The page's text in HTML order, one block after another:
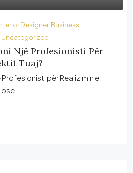
Designer, Business
Uncategorized
Një Profesionisti Për
Tuaj?
Profesionisti për Realizimin e